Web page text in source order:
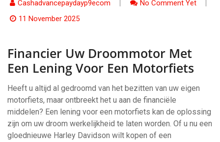
Cashadvancepaydayp9ecom
No Comment Yet
11 November 2025
Financier Uw Droommotor Met
Een Lening Voor Een Motorfiets
Heeft u altijd al gedroomd van het bezitten van uw eigen
motorfiets, maar ontbreekt het u aan de financiële
middelen? Een lening voor een motorfiets kan de oplossing
zijn om uw droom werkelijkheid te laten worden. Of u nu een
gloednieuwe Harley Davidson wilt kopen of een